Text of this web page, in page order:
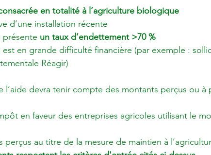
en totalité à l’agriculture biologique
d’une installation récente
présente un taux d’endettement >70 %
est en grande difficulté financière (par exemple :
Réagir)
en faveur des entreprises agricoles utilisant le
perçus au titre de la mesure de maintien à